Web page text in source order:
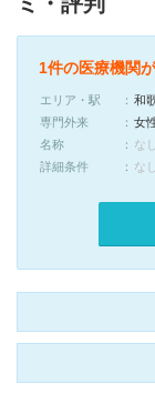
1件の医療機関
エリア・駅
和
専門外来
女
名称
なし
詳細条件
な